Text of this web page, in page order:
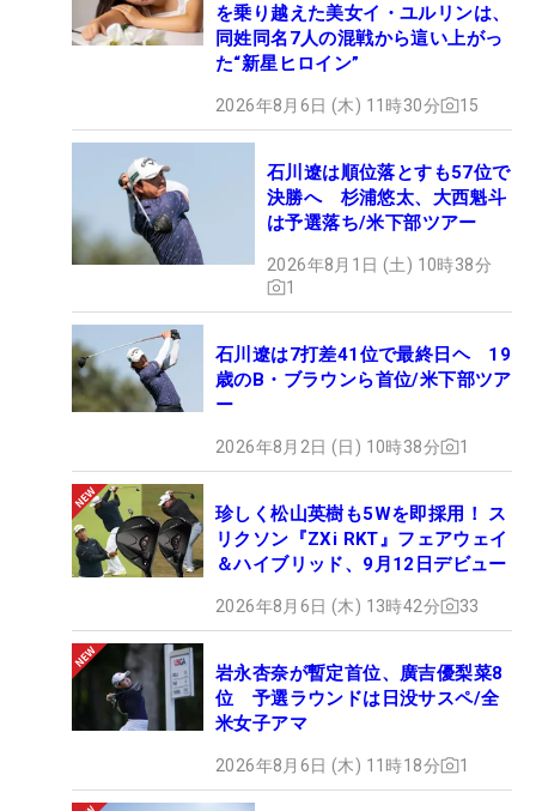
を乗り越えた美女イ・ユルリンは、
同姓同名7人の混戦から這い上がっ
た“新星ヒロイン”
2026年8月6日 (木) 11時30分 15
石川遼は順位落とすも57位で
決勝へ 杉浦悠太、大西魁斗
は予選落ち/米下部ツアー
2026年8月1日 (土) 10時38分
1
石川遼は7打差41位で最終日ヘ 19
歳のB・ブラウンら首位/米下部ツア
ー
2026年8月2日 (日) 10時38分 1
珍しく松山英樹も5Wを即採用！ ス
リクソン『ZXi RKT』フェアウェイ
＆ハイブリッド、9月12日デビュー
2026年8月6日 (木) 13時42分 33
岩永杏奈が暫定首位、廣吉優梨菜8
位 予選ラウンドは日没サスペ/全
米女子アマ
2026年8月6日 (木) 11時18分 1